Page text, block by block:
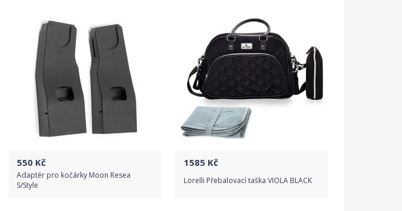
550 Kč
Adaptér pro kočárky Moon Resea
S/Style
1585 Kč
Lorelli Přebalovací taška VIOLA BLACK